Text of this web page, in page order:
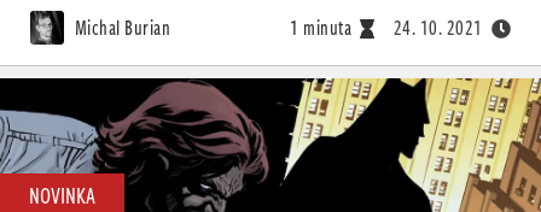
Michal Burian 1 minuta 24. 10. 2021
NOVINKA